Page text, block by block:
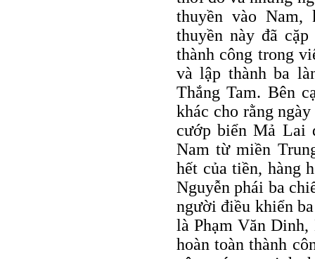
thuyền vào Nam,
thuyền này đã
thành công trong
và lập thành ba
Thắng Tam. Bên
khác cho rằng
cướp biển Mả Lai
Nam từ miền
hết của tiền, hàng
Nguyễn phái ba
người điều khiển
là Phạm Văn
hoàn toàn thành